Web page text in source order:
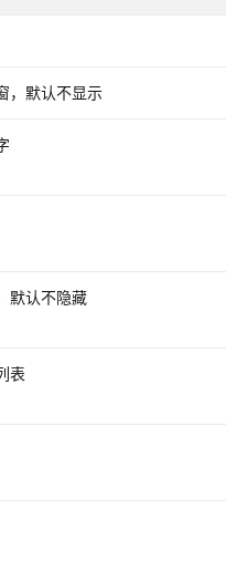
，默认不显示
默认不隐藏
表